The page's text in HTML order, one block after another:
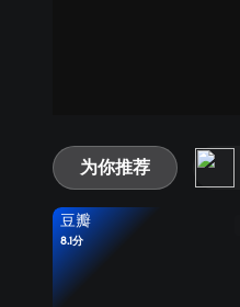
为你推荐
豆瓣
8.1分